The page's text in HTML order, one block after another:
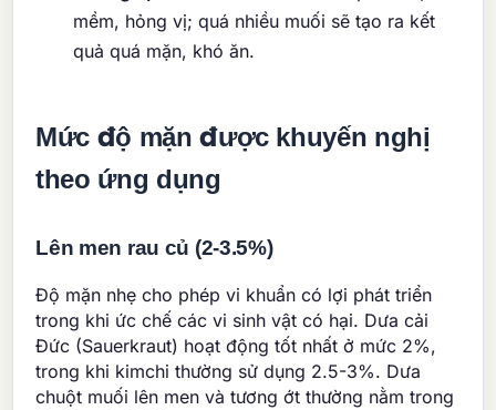
mềm, hỏng vị; quá nhiều muối sẽ tạo ra kết
quả quá mặn, khó ăn.
Mức độ mặn được khuyến nghị
theo ứng dụng
Lên men rau củ (2-3.5%)
Độ mặn nhẹ cho phép vi khuẩn có lợi phát triển
trong khi ức chế các vi sinh vật có hại. Dưa cải
Đức (Sauerkraut) hoạt động tốt nhất ở mức 2%,
trong khi kimchi thường sử dụng 2.5-3%. Dưa
chuột muối lên men và tương ớt thường nằm trong